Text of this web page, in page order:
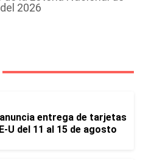
2026
anuncia entrega de tarjetas
U del 11 al 15 de agosto